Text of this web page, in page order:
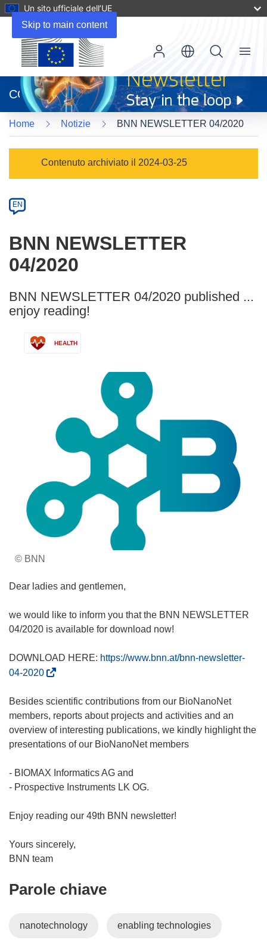
Skip to main content
Un sito ufficiale dell’UE
apre
in
una
nuova
finestra)
CORDIS
Menu
Home Notizie BNN NEWSLETTER 04/2020
Category
Contenuto archiviato il 2024-03-25
Article
available
the
following
languages:
EN
BNN NEWSLETTER
04/2020
BNN NEWSLETTER 04/2020 published ...
enjoy reading!
HEALTH
© BNN
Dear ladies and gentlemen,
we would like to inform you that the BNN NEWSLETTER
04/2020 is available for download now!
DOWNLOAD HERE: https://www.bnn.at/bnn-newsletter-
04-2020(
a
p
r
i
n
n
n
u
v
i
Besides scientific contributions from our BioNanoNet
members, reports about projects and activities and an
overview of interesting publications, we kindly highlight the
presentations of our BioNanoNet members
- BIOMAX Informatics AG and
- Prospective Instruments LK OG.
Enjoy reading our 49th BNN newsletter!
Yours sincerely,
BNN team
Parole chiave
nanotechnology enabling technologies